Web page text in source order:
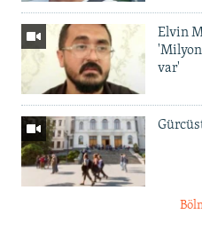
Elvin
var'